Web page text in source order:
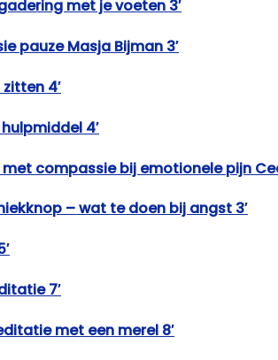
met je voeten 3′
pauze Masja Bijman 3′
4′
4′
compassie bij emotionele pijn
– wat te doen bij angst 3′
7′
met een merel 8′